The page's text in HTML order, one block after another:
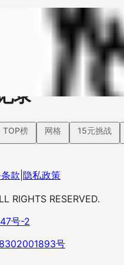
录
TOP榜 网格 15元挑战
款 隐私政策
RIGHTS RESERVED.
号-2
号